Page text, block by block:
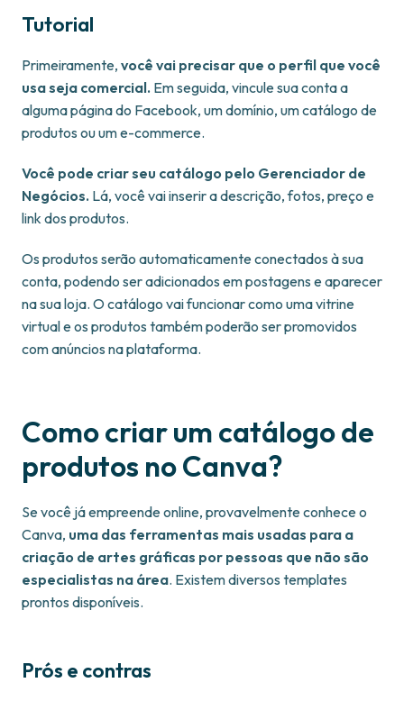
Tutorial
Primeiramente, você vai precisar que o perfil que você
usa seja comercial. Em seguida, vincule sua conta a
alguma página do Facebook, um domínio, um catálogo de
produtos ou um e-commerce.
Você pode criar seu catálogo pelo Gerenciador de
Negócios. Lá, você vai inserir a descrição, fotos, preço e
link dos produtos.
Os produtos serão automaticamente conectados à sua
conta, podendo ser adicionados em postagens e aparecer
na sua loja. O catálogo vai funcionar como uma vitrine
virtual e os produtos também poderão ser promovidos
com anúncios na plataforma.
Como criar um catálogo de
produtos no Canva?
Se você já empreende online, provavelmente conhece o
Canva, uma das ferramentas mais usadas para a
criação de artes gráficas por pessoas que não são
especialistas na área. Existem diversos templates
prontos disponíveis.
Prós e contras